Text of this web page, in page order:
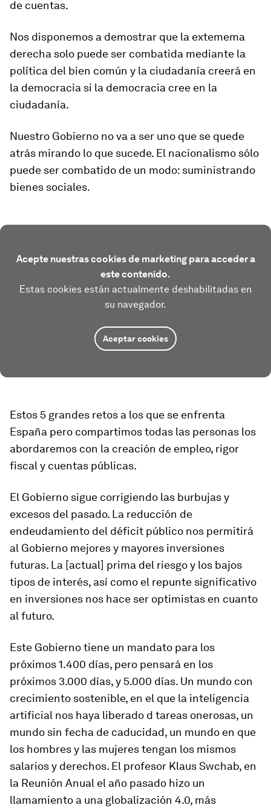
de cuentas.
Nos disponemos a demostrar que la extemema
derecha solo puede ser combatida mediante la
política del bien común y la ciudadanía creerá en
la democracia si la democracia cree en la
ciudadanía.
Nuestro Gobierno no va a ser uno que se quede
atrás mirando lo que sucede. El nacionalismo sólo
puede ser combatido de un modo: suministrando
bienes sociales.
Acepte nuestras cookies de marketing para acceder a
este contenido.
Estas cookies están actualmente deshabilitadas en
su navegador.
Aceptar cookies
Estos 5 grandes retos a los que se enfrenta
España pero compartimos todas las personas los
abordaremos con la creación de empleo, rigor
fiscal y cuentas públicas.
El Gobierno sigue corrigiendo las burbujas y
excesos del pasado. La reducción de
endeudamiento del déficit público nos permitirá
al Gobierno mejores y mayores inversiones
futuras. La [actual] prima del riesgo y los bajos
tipos de interés, así como el repunte significativo
en inversiones nos hace ser optimistas en cuanto
al futuro.
Este Gobierno tiene un mandato para los
próximos 1.400 días, pero pensará en los
próximos 3.000 días, y 5.000 días. Un mundo con
crecimiento sostenible, en el que la inteligencia
artificial nos haya liberado d tareas onerosas, un
mundo sin fecha de caducidad, un mundo en que
los hombres y las mujeres tengan los mismos
salarios y derechos. El profesor Klaus Swchab, en
la Reunión Anual el año pasado hizo un
llamamiento a una globalización 4.0, más